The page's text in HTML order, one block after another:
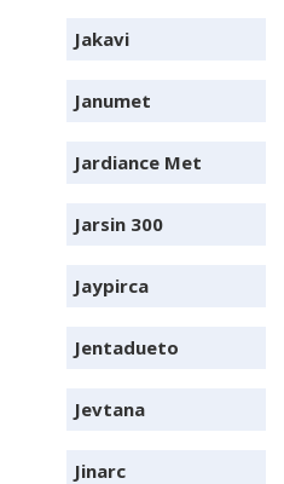
Jakavi
Janumet
Jardiance Met
Jarsin 300
Jaypirca
Jentadueto
Jevtana
Jinarc